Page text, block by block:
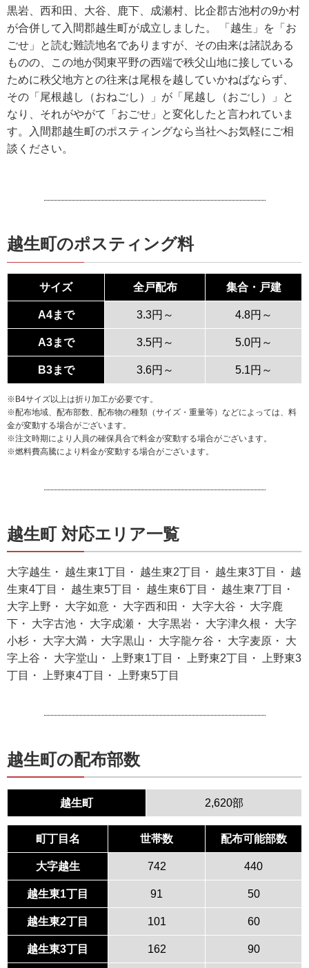
黒岩、西和田、大谷、鹿下、成瀬村、比企郡古池村の9か村
が合併して入間郡越生町が成立しました。 「越生」を「お
ごせ」と読む難読地名でありますが、その由来は諸説ある
ものの、この地が関東平野の西端で秩父山地に接している
ために秩父地方との往来は尾根を越していかねばならず、
その「尾根越し（おねごし）」が「尾越し（おごし）」と
なり、それがやがて「おごせ」と変化したと言われていま
す。入間郡越生町のポスティングなら当社へお気軽にご相
談ください。
越生町のポスティング料
サイズ 全戸配布 集合・戸建
A4まで 3.3円～ 4.8円～
A3まで 3.5円～ 5.0円～
B3まで 3.6円～ 5.1円～
※B4サイズ以上は折り加工が必要です。
※配布地域、配布部数、配布物の種類（サイズ・重量等）などによっては、料
金が変動する場合がございます。
※注文時期により人員の確保具合で料金が変動する場合がございます。
※燃料費高騰により料金が変動する場合がございます。
越生町 対応エリア一覧
大字越生・ 越生東1丁目・ 越生東2丁目・ 越生東3丁目・ 越
生東4丁目・ 越生東5丁目・ 越生東6丁目・ 越生東7丁目・
大字上野・ 大字如意・ 大字西和田・ 大字大谷・ 大字鹿
下・ 大字古池・ 大字成瀬・ 大字黒岩・ 大字津久根・ 大字
小杉・ 大字大満・ 大字黒山・ 大字龍ケ谷・ 大字麦原・ 大
字上谷・ 大字堂山・ 上野東1丁目・ 上野東2丁目・ 上野東3
丁目・ 上野東4丁目・ 上野東5丁目
越生町の配布部数
越生町 2,620部
町丁目名 世帯数 配布可能部数
大字越生 742 440
越生東1丁目 91 50
越生東2丁目 101 60
越生東3丁目 162 90